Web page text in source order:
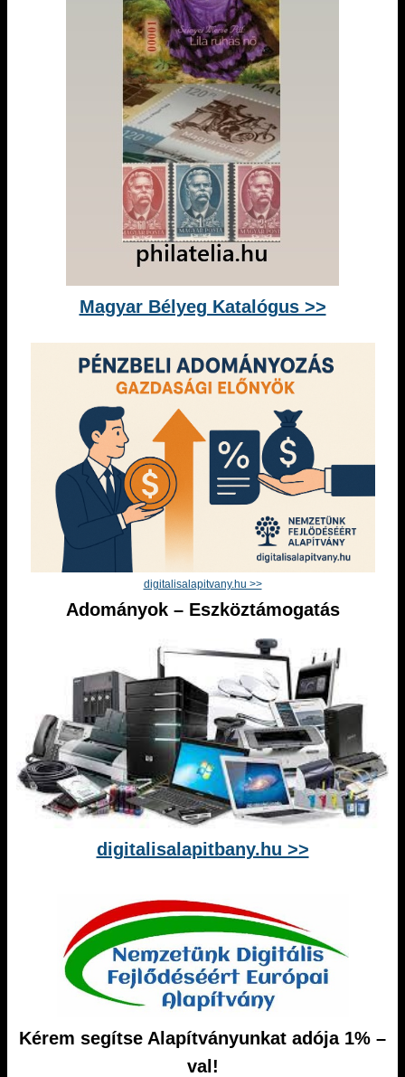
Magyar Bélyeg Katalógus >>
digitalisalapitvany.hu >>
Adományok – Eszköztámogatás
digitalisalapitbany.hu >>
Kérem segítse Alapítványunkat adója 1% –
val!